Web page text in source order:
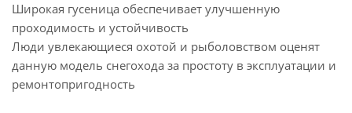
Широкая гусеница обеспечивает улучшенную
проходимость и устойчивость
Люди увлекающиеся охотой и рыболовством оценят
данную модель снегохода за простоту в эксплуатации и
ремонтопригодность